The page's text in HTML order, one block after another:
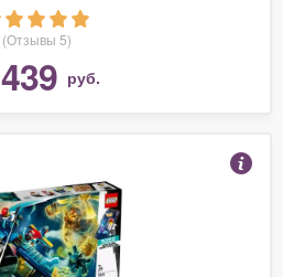
(Отзывы 5)
439 руб.